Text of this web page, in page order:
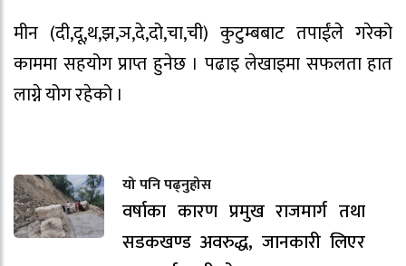
मीन (दी,दू,थ,झ,ञ,दे,दो,चा,ची) कुटुम्बबाट तपाईंले गरेको
काममा सहयोग प्राप्त हुनेछ । पढाइ लेखाइमा सफलता हात
लाग्ने योग रहेको ।
यो पनि पढ्नुहोस
वर्षाका कारण प्रमुख राजमार्ग तथा
सडकखण्ड अवरुद्ध, जानकारी लिएर